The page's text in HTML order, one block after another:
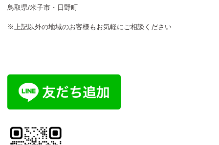
鳥取県/米子市・日野町
※上記以外の地域のお客様もお気軽にご相談ください